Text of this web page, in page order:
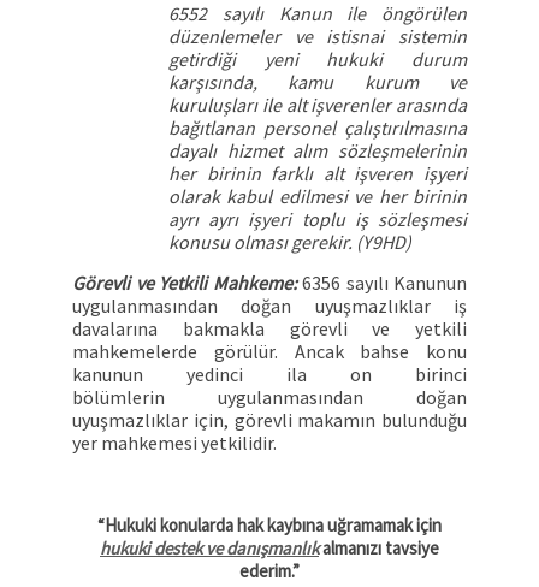
6552 sayılı Kanun ile öngörülen
düzenlemeler ve istisnai sistemin
getirdiği yeni hukuki durum
karşısında, kamu kurum ve
kuruluşları ile alt işverenler arasında
bağıtlanan personel çalıştırılmasına
dayalı hizmet alım sözleşmelerinin
her birinin farklı alt işveren işyeri
olarak kabul edilmesi ve her birinin
ayrı ayrı işyeri toplu iş sözleşmesi
konusu olması gerekir. (Y9HD)
Görevli ve Yetkili Mahkeme:6356 sayılı Kanunun
uygulanmasından doğan uyuşmazlıklar iş
davalarına bakmakla görevli ve yetkili
mahkemelerde görülür. Ancak bahse konu
kanunun yedinci ila on birinci
bölümlerin uygulanmasından doğan
uyuşmazlıklar için, görevli makamın bulunduğu
yer mahkemesi yetkilidir.
“Hukuki konularda hak kaybına uğramamak için
hukuki destek ve danışmanlıkalmanızı tavsiye
ederim.”